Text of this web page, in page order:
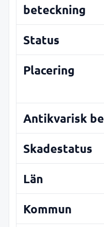
beteckning
Status
Placering
Antikvarisk
Skadestatus
Län
Kommun